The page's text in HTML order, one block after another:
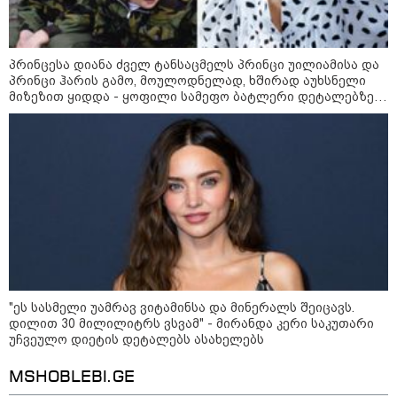
კატეგორიის ყველა სიახლე
„ნაციონალური მოძრაობა“ -
სიმბოლურია, რომ კობახიძის
მოღალატეობრივი განცხადება
საქართველოს
თავისუფლებისთვის შეწირული
გმირების მემორიალზე გაკეთდა
პაატა ზაქარეიშვილი -
შეუძლებელია ბარამიძის
განცხადება შეესაბამებოდეს
სინამდვილეს, ეს არის მისი
მოსაზრება, აბსოლუტურად
ამოვარდნილი რეალობიდან - არ
მიმაჩნია, რომ ამის გამო მის
პრინცესა დიანა ძველ ტანსაცმელს პრინცი უილიამისა და
პრინცი ჰარის გამო, მოულოდნელად, ხშირად აუხსნელი
მიზეზით ყიდდა - ყოფილი სამეფო ბატლერი დეტალებზე
საკუთარ წიგნში საუბრობს
"ეს სასმელი უამრავ ვიტამინსა და მინერალს შეიცავს.
დილით 30 მილილიტრს ვსვამ" - მირანდა კერი საკუთარი
უჩვეულო დიეტის დეტალებს ასახელებს
MSHOBLEBI.GE